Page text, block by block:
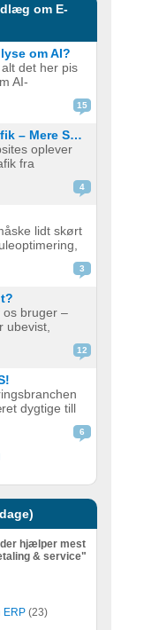
om E-
om AI?
det her pis
AI-
vil have
med på
hvorfor
boomer –
15
Mindre Trafik – Mere Salg
oplever
fra
mistænker
ranker så
Men er det
Måske er det
4
lidt skørt
til det.
glemmer at
website
3
os bruger –
ubevist,
bygger på AI.
ved, om
AI er en
betegnelse
12
dygtige till
fisk ind i
lidt for
en støvet,
6
hjælper mest
& service"
ERP (23)